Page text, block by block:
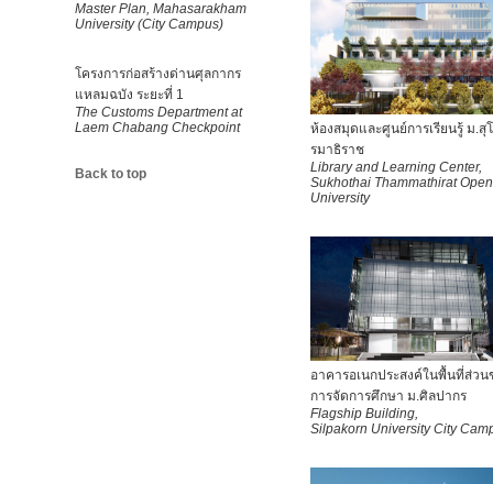
Master Plan, Mahasarakham
University (City Campus)
โครงการก่อสร้างด่านศุลกากร
แหลมฉบัง ระยะที่ 1
The Customs Department at
Laem Chabang Checkpoint
Back to top
ห้องสมุดและศูนย์การเรียนรู้ ม.สุ
รมาธิราช
Library and Learning Center,
Sukhothai Thammathirat Open
University
อาคารอเนกประสงค์ในพื้นที่ส่วน
การจัดการศึกษา ม.ศิลปากร
Flagship Building,
Silpakorn University City